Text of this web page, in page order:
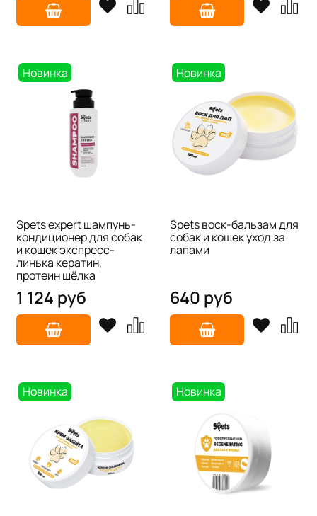
Новинка
Spets expert шампунь-
кондиционер для собак
и кошек экспресс-
линька кератин,
протеин шёлка
1 124 руб
Новинка
Spets воск-бальзам для
собак и кошек уход за
лапами
640 руб
Новинка Новинка